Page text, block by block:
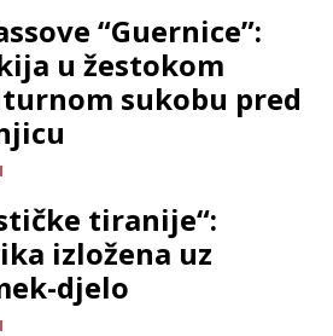
“Guernice”:
u žestokom
sukobu pred
tiranije“:
izložena uz
djelo